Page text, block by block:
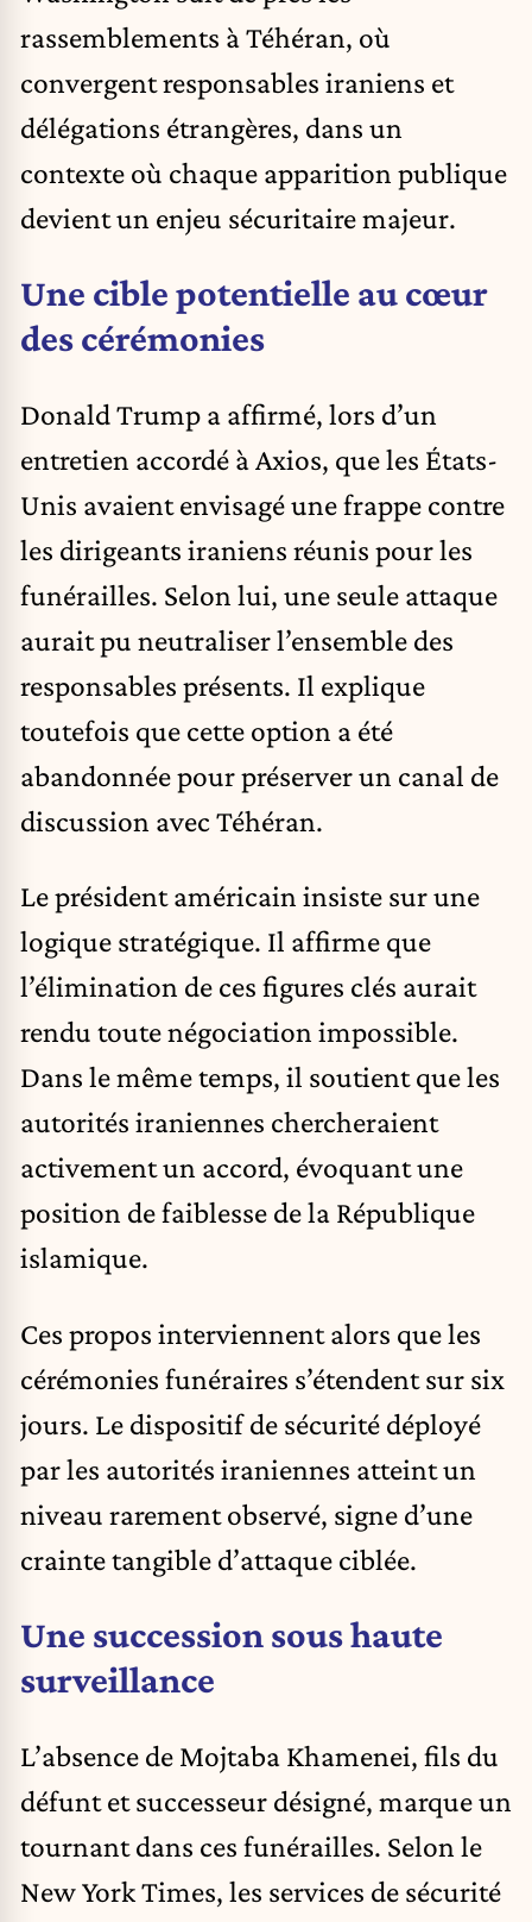
rassemblements à Téhéran, où
convergent responsables iraniens et
délégations étrangères, dans un
contexte où chaque apparition publique
devient un enjeu sécuritaire majeur.
Une cible potentielle au cœur
des cérémonies
Donald Trump a affirmé, lors d’un
entretien accordé à Axios, que les États-
Unis avaient envisagé une frappe contre
les dirigeants iraniens réunis pour les
funérailles. Selon lui, une seule attaque
aurait pu neutraliser l’ensemble des
responsables présents. Il explique
toutefois que cette option a été
abandonnée pour préserver un canal de
discussion avec Téhéran.
Le président américain insiste sur une
logique stratégique. Il affirme que
l’élimination de ces figures clés aurait
rendu toute négociation impossible.
Dans le même temps, il soutient que les
autorités iraniennes chercheraient
activement un accord, évoquant une
position de faiblesse de la République
islamique.
Ces propos interviennent alors que les
cérémonies funéraires s’étendent sur six
jours. Le dispositif de sécurité déployé
par les autorités iraniennes atteint un
niveau rarement observé, signe d’une
crainte tangible d’attaque ciblée.
Une succession sous haute
surveillance
L’absence de Mojtaba Khamenei, fils du
défunt et successeur désigné, marque un
tournant dans ces funérailles. Selon le
New York Times, les services de sécurité